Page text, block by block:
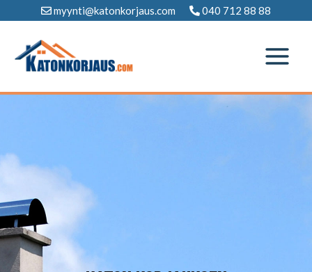
sisältöön
myynti@katonkorjaus.com 040 712 88 88